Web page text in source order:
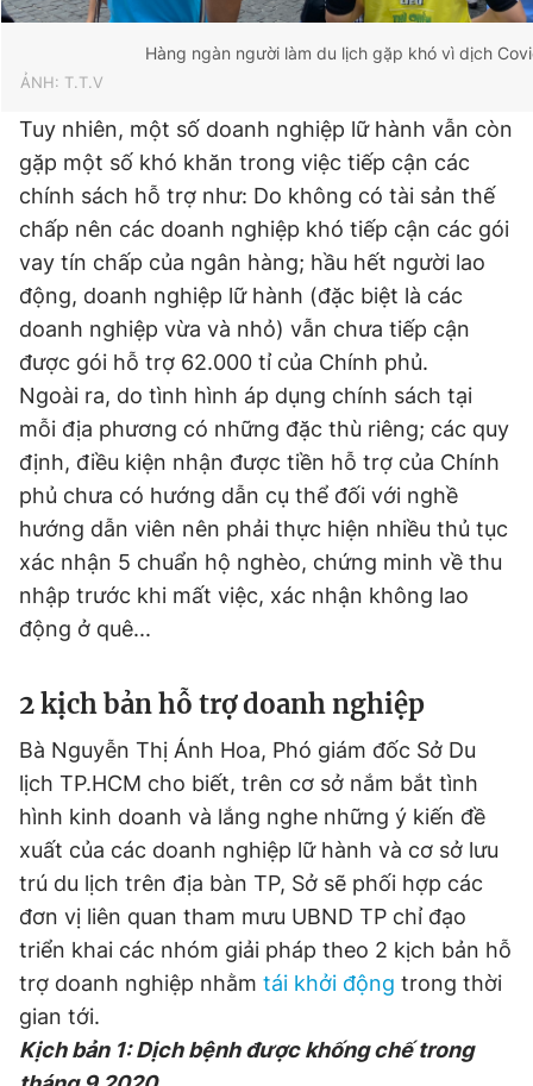
Hàng ngàn người làm du lịch gặp khó vì dịch
ẢNH: T.T.V
Tuy nhiên, một số doanh nghiệp lữ hành vẫn còn
gặp một số khó khăn trong việc tiếp cận các
chính sách hỗ trợ như: Do không có tài sản thế
chấp nên các doanh nghiệp khó tiếp cận các gói
vay tín chấp của ngân hàng; hầu hết người lao
động, doanh nghiệp lữ hành (đặc biệt là các
doanh nghiệp vừa và nhỏ) vẫn chưa tiếp cận
được gói hỗ trợ 62.000 tỉ của Chính phủ.
Ngoài ra, do tình hình áp dụng chính sách tại
mỗi địa phương có những đặc thù riêng; các quy
định, điều kiện nhận được tiền hỗ trợ của Chính
phủ chưa có hướng dẫn cụ thể đối với nghề
hướng dẫn viên nên phải thực hiện nhiều thủ tục
xác nhận 5 chuẩn hộ nghèo, chứng minh về thu
nhập trước khi mất việc, xác nhận không lao
động ở quê...
2 kịch bản hỗ trợ doanh nghiệp
Bà Nguyễn Thị Ánh Hoa, Phó giám đốc Sở Du
lịch TP.HCM cho biết, trên cơ sở nắm bắt tình
hình kinh doanh và lắng nghe những ý kiến đề
xuất của các doanh nghiệp lữ hành và cơ sở lưu
trú du lịch trên địa bàn TP, Sở sẽ phối hợp các
đơn vị liên quan tham mưu UBND TP chỉ đạo
triển khai các nhóm giải pháp theo 2 kịch bản hỗ
trợ doanh nghiệp nhằm tái khởi động trong thời
gian tới.
Kịch bản 1: Dịch bệnh được khống chế trong